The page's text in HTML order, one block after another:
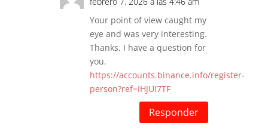
Your point of view caught my
eye and was very interesting.
Thanks. I have a question for
you.
https://accounts.binance.info/register-
person?ref=IHJUI7TF
Responder